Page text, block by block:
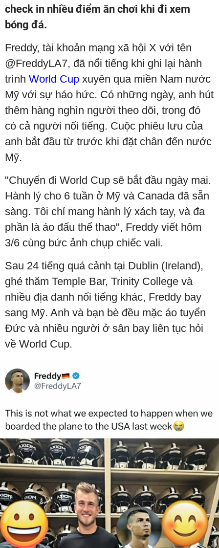
check in nhiều điểm ăn chơi khi đi xem
bóng đá.
Freddy, tài khoản mạng xã hội X với tên
@FreddyLA7, đã nổi tiếng khi ghi lại hành
trình World Cup xuyên qua miền Nam nước
Mỹ với sự háo hức. Có những ngày, anh hút
thêm hàng nghìn người theo dõi, trong đó
có cả người nổi tiếng. Cuộc phiêu lưu của
anh bắt đầu từ trước khi đặt chân đến nước
Mỹ.
"Chuyến đi World Cup sẽ bắt đầu ngày mai.
Hành lý cho 6 tuần ở Mỹ và Canada đã sẵn
sàng. Tôi chỉ mang hành lý xách tay, và đa
phần là áo đấu thể thao", Freddy viết hôm
3/6 cùng bức ảnh chụp chiếc vali.
Sau 24 tiếng quá cảnh tại Dublin (Ireland),
ghé thăm Temple Bar, Trinity College và
nhiều địa danh nổi tiếng khác, Freddy bay
sang Mỹ. Anh và bạn bè đều mặc áo tuyển
Đức và nhiều người ở sân bay liên tục hỏi
về World Cup.